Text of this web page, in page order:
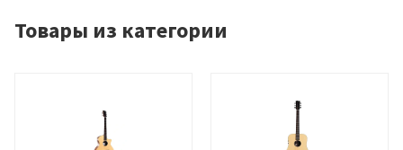
Товары из категории